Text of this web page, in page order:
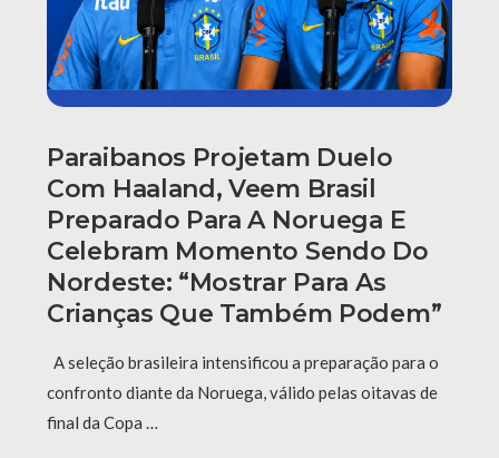
Paraibanos Projetam Duelo
Com Haaland, Veem Brasil
Preparado Para A Noruega E
Celebram Momento Sendo Do
Nordeste: “Mostrar Para As
Crianças Que Também Podem”
A seleção brasileira intensificou a preparação para o
confronto diante da Noruega, válido pelas oitavas de
final da Copa …